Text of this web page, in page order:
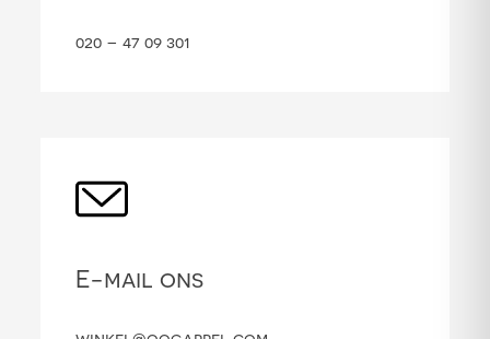
020 – 47 09 301
E-mail ons